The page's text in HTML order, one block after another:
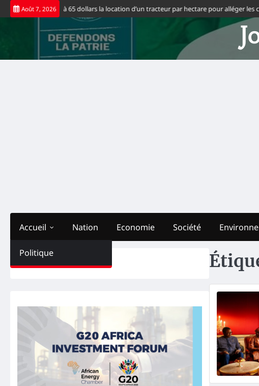
Skip
to
Août 7, 2026fixe à 65 dollars la location d’un tracteur par hectare pour alléger les
Accueil
Politique
Nation Economie Société